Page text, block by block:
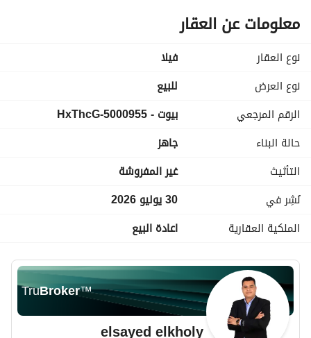
• الأدوار: أرضي + أول + روف
التقسيم الداخلي:
غرفة سائق بحمام · تراس
حمام · تراس
الإجمالي:
• 3 غرف نوم + غرفة مربية
• 5 حمامات
معلومات عن العقار
نوع العقار
فیلا
نوع العرض
للبيع
الرقم المرجعي
بيوت - 5000955-HxThcG
حالة البناء
جاهز
التأثيث
غير المفروشة
نُشِر في
30 يوليو 2026
الملكية العقارية
اعادة البيع
TruBroker™
elsayed elkholy